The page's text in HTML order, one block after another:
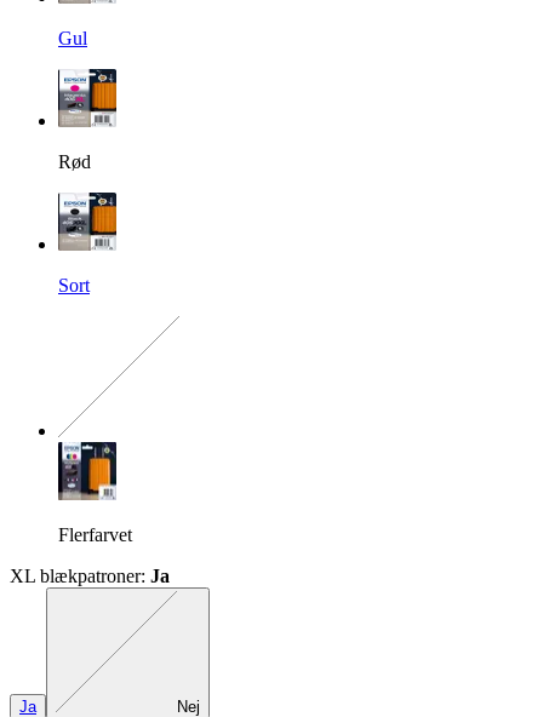
Gul
Rød
Sort
Flerfarvet
XL blækpatroner: Ja
Ja
Den præcise kombination mangler
Nej